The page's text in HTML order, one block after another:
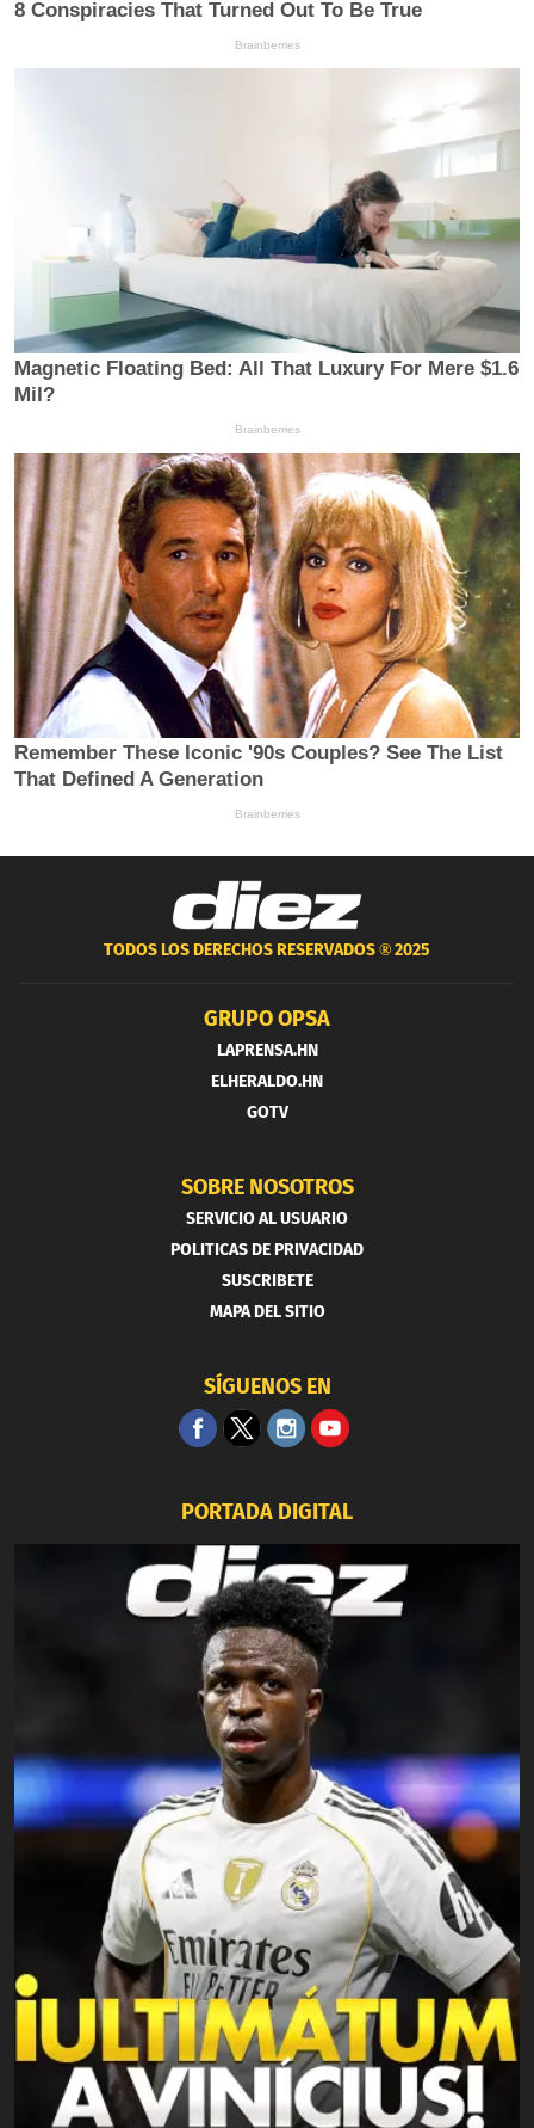
TODOS LOS DERECHOS RESERVADOS ®2025
GRUPO OPSA
LAPRENSA.HN
ELHERALDO.HN
GOTV
SOBRE NOSOTROS
SERVICIO AL USUARIO
POLITICAS DE PRIVACIDAD
SUSCRIBETE
MAPA DEL SITIO
SÍGUENOS EN
PORTADA DIGITAL